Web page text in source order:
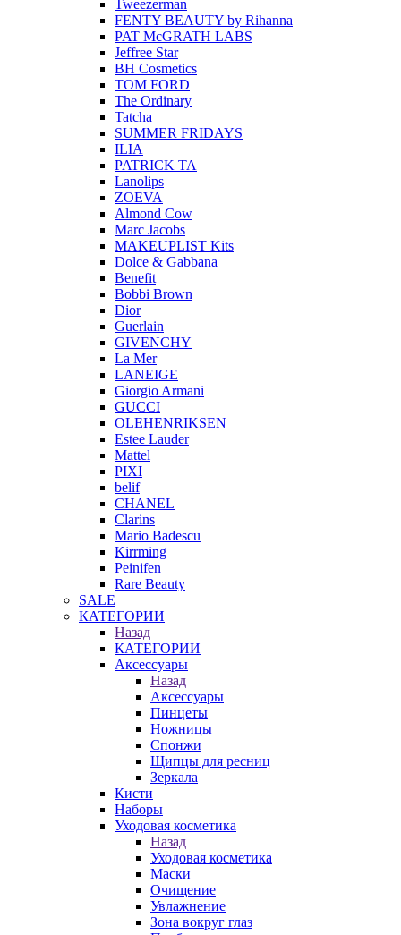
Tweezerman
FENTY BEAUTY by Rihanna
PAT McGRATH LABS
Jeffree Star
BH Cosmetics
TOM FORD
The Ordinary
Tatcha
SUMMER FRIDAYS
ILIA
PATRICK TA
Lanolips
ZOEVA
Almond Cow
Marc Jacobs
MAKEUPLIST Kits
Dolce & Gabbana
Benefit
Bobbi Brown
Dior
Guerlain
GIVENCHY
La Mer
LANEIGE
Giorgio Armani
GUCCI
OLEHENRIKSEN
Estee Lauder
Mattel
PIXI
belif
CHANEL
Clarins
Mario Badescu
Kirrming
Peinifen
Rare Beauty
SALE
КАТЕГОРИИ
Назад
КАТЕГОРИИ
Аксессуары
Назад
Аксессуары
Пинцеты
Ножницы
Спонжи
Щипцы для ресниц
Зеркала
Кисти
Наборы
Уходовая косметика
Назад
Уходовая косметика
Маски
Очищение
Увлажнение
Зона вокруг глаз